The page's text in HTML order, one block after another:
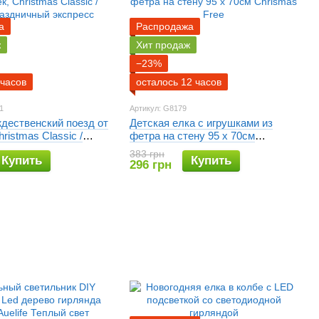
поезд от
Classic /
экспресс
Купить
Распродажа
Хит продаж
−23%
осталось 12 часов
Артикул: G8179
Детская елка с игрушками из
фетра на стену 95 х 70см
Chrismas Free
383 грн
296 грн Купить